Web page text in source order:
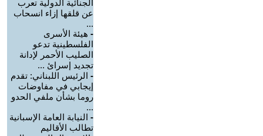
الجنائية الدولية تعرب
عن قلقها إزاء انسحاب
...
- هيئة الأسرى
الفلسطينية تدعو
الصليب الأحمر لإدانة
تجديد إسرائ ...
- الرئيس اللبناني: تقدم
إيجابي في مفاوضات
روما بشأن ملفي الحدو
...
- النيابة العامة الإسبانية
تطالب الأقاليم